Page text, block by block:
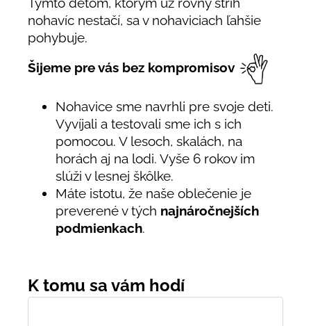
nohavíc nestačí, sa v nohaviciach ľahšie
pohybuje.
Šijeme pre vás bez kompromisov
Nohavice sme navrhli pre svoje deti.
Vyvíjali a testovali sme ich s ich
pomocou. V lesoch, skalách, na
horách aj na lodi. Vyše 6 rokov im
slúži v lesnej škôlke.
Máte istotu, že naše oblečenie je
preverené v tých najnáročnejších
podmienkach.